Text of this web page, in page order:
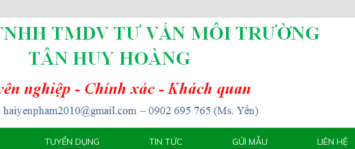
TUYỂN DỤNG TIN TỨC GỬI MẪU LIÊN HỆ